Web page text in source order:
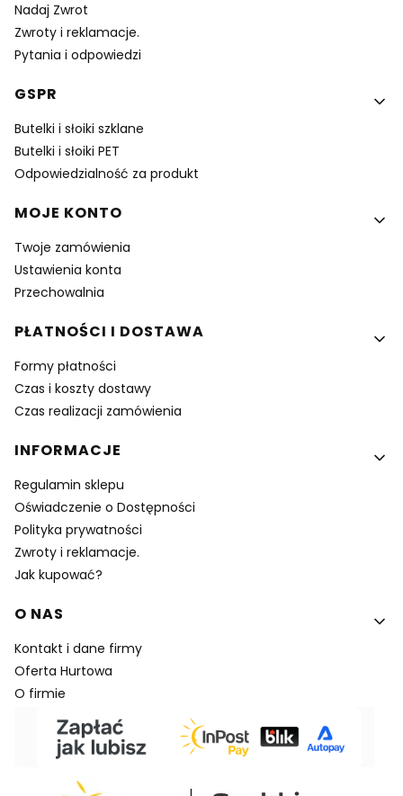
Nadaj Zwrot
Zwroty i reklamacje.
Pytania i odpowiedzi
GSPR
Butelki i słoiki szklane
Butelki i słoiki PET
Odpowiedzialność za produkt
MOJE KONTO
Twoje zamówienia
Ustawienia konta
Przechowalnia
PŁATNOŚCI I DOSTAWA
Formy płatności
Czas i koszty dostawy
Czas realizacji zamówienia
INFORMACJE
Regulamin sklepu
Oświadczenie o Dostępności
Polityka prywatności
Zwroty i reklamacje.
Jak kupować?
O NAS
Kontakt i dane firmy
Oferta Hurtowa
O firmie